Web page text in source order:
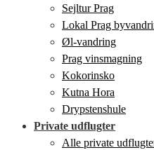
Sejltur Prag
Lokal Prag
Øl-vandring
Prag vinsmagning
Kokorinsko
Kutna Hora
Drypstenshule
Private udflugter
Alle private